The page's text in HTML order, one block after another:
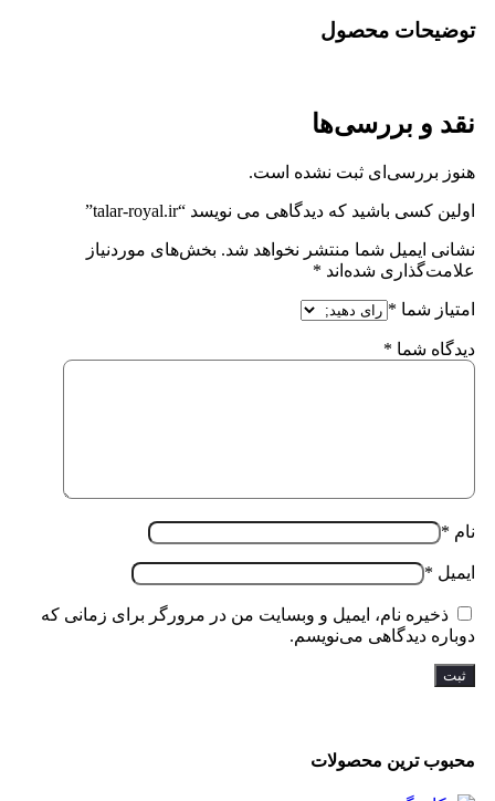
توضیحات محصول
نقد و بررسی‌ها
هنوز بررسی‌ای ثبت نشده است.
اولین کسی باشید که دیدگاهی می نویسد “talar-royal.ir”
نشانی ایمیل شما منتشر نخواهد شد. بخش‌های موردنیاز
علامت‌گذاری شده‌اند *
امتیاز شما *
دیدگاه شما *
نام *
ایمیل *
ذخیره نام، ایمیل و وبسایت من در مرورگر برای زمانی که
دوباره دیدگاهی می‌نویسم.
محبوب ترین محصولات